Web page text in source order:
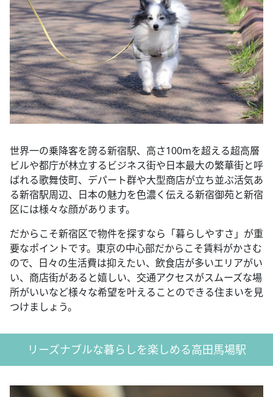
世界一の乗降客を誇る新宿駅、高さ100mを超える超高層
ビルや都庁が林立するビジネス街や日本最大の繁華街と呼
ばれる歌舞伎町、デパート群や大型商店が立ち並ぶ活気あ
る新宿駅周辺、日本の魅力を色濃く伝える新宿御苑と新宿
区には様々な顔があります。
だからこそ新宿区で物件を探すなら「暮らしやすさ」が重
要なポイントです。東京の中心部だからこそ賃料がかさむ
ので、日々の生活費は抑えたい、飲食店が多いエリアがい
い、商店街があると嬉しい、交通アクセスがスムーズな場
所がいいなど様々な希望を叶えることのできる住まいを見
つけましょう。
リーズナブルな暮らしを楽しめる高田馬場駅